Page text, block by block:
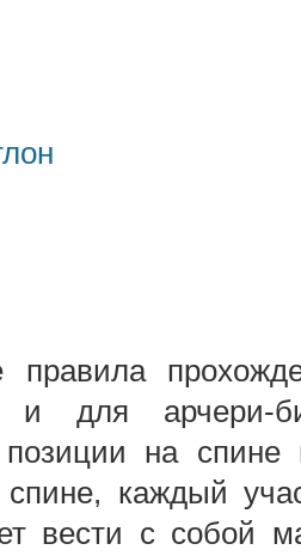
правила
и для арчери-
позиции на
каждый
вести с собой